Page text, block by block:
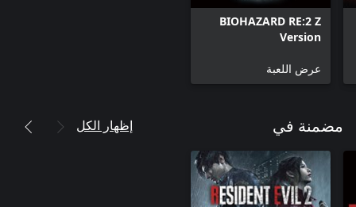
BIOHAZARD RE:2 Z
Version
عرض اللعبة
مضمنة في إظهار الكل